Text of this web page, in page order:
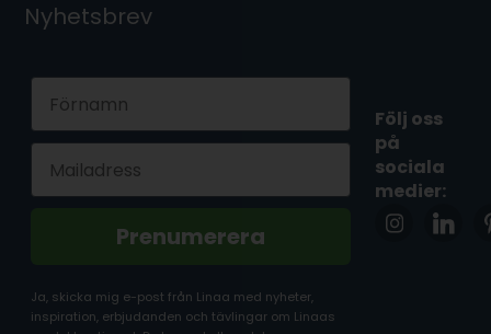
Nyhetsbrev
Prenumerera
Ja, skicka mig e-post från Linaa med nyheter,
inspiration, erbjudanden och tävlingar om Linaas
Följ oss
på
sociala
medier: